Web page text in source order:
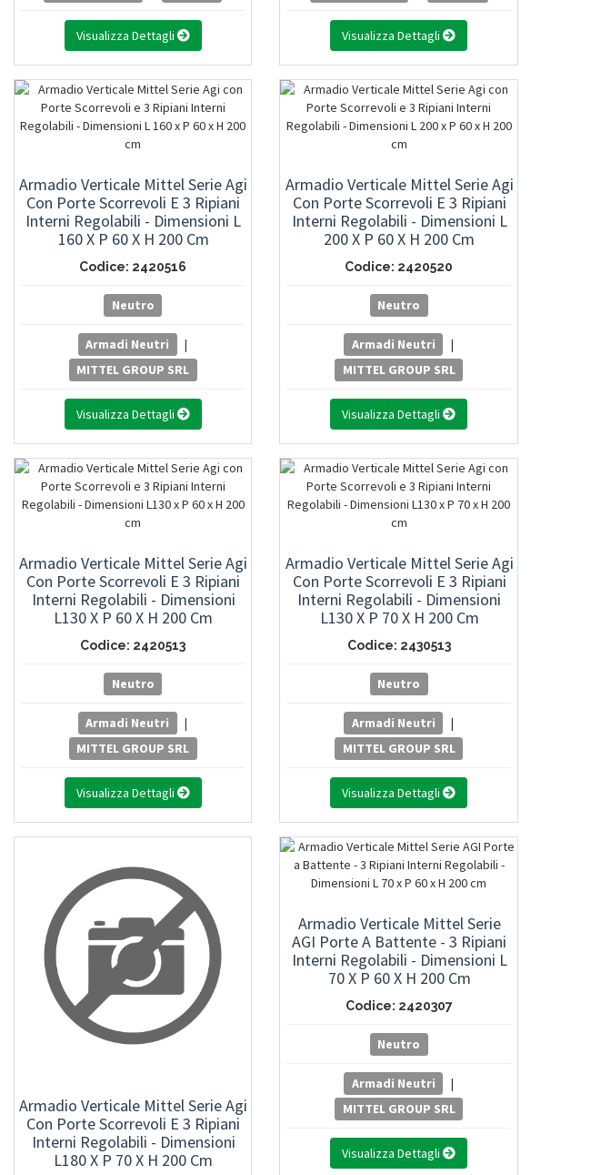
Visualizza Dettagli Visualizza Dettagli
Armadio Verticale Mittel Serie Agi
Con Porte Scorrevoli E 3 Ripiani
Interni Regolabili - Dimensioni L
160 X P 60 X H 200 Cm
Codice: 2420516
Neutro
Armadi Neutri
|
MITTEL GROUP SRL
Visualizza Dettagli
Armadio Verticale Mittel Serie Agi
Con Porte Scorrevoli E 3 Ripiani
Interni Regolabili - Dimensioni L
200 X P 60 X H 200 Cm
Codice: 2420520
Neutro
Armadi Neutri
|
MITTEL GROUP SRL
Visualizza Dettagli
Armadio Verticale Mittel Serie Agi
Con Porte Scorrevoli E 3 Ripiani
Interni Regolabili - Dimensioni
L130 X P 60 X H 200 Cm
Codice: 2420513
Neutro
Armadi Neutri
|
MITTEL GROUP SRL
Visualizza Dettagli
Armadio Verticale Mittel Serie Agi
Con Porte Scorrevoli E 3 Ripiani
Interni Regolabili - Dimensioni
L130 X P 70 X H 200 Cm
Codice: 2430513
Neutro
Armadi Neutri
|
MITTEL GROUP SRL
Visualizza Dettagli
Armadio Verticale Mittel Serie Agi
Con Porte Scorrevoli E 3 Ripiani
Interni Regolabili - Dimensioni
L180 X P 70 X H 200 Cm
Armadio Verticale Mittel Serie
AGI Porte A Battente - 3 Ripiani
Interni Regolabili - Dimensioni L
70 X P 60 X H 200 Cm
Codice: 2420307
Neutro
Armadi Neutri
|
MITTEL GROUP SRL
Visualizza Dettagli